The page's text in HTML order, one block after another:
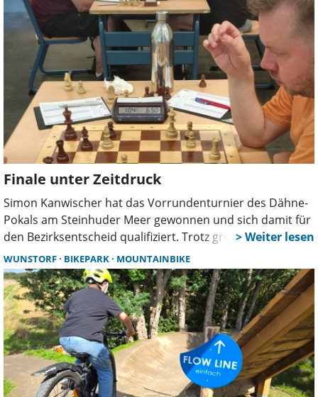
Finale unter Zeitdruck
Simon Kanwischer hat das Vorrundenturnier des Dähne-
Pokals am Steinhuder Meer gewonnen und sich damit für
den Bezirksentscheid qualifiziert. Trotz großer Hitze setzte
er sich in einem rein Wunstorfer Finale gegen Sikri Sevim
durch.
WUNSTORF BIKEPARK MOUNTAINBIKE